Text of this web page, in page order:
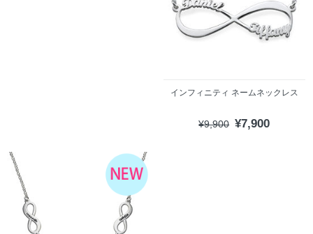
インフィニティ ネームネックレス
¥9,900 ¥7,900